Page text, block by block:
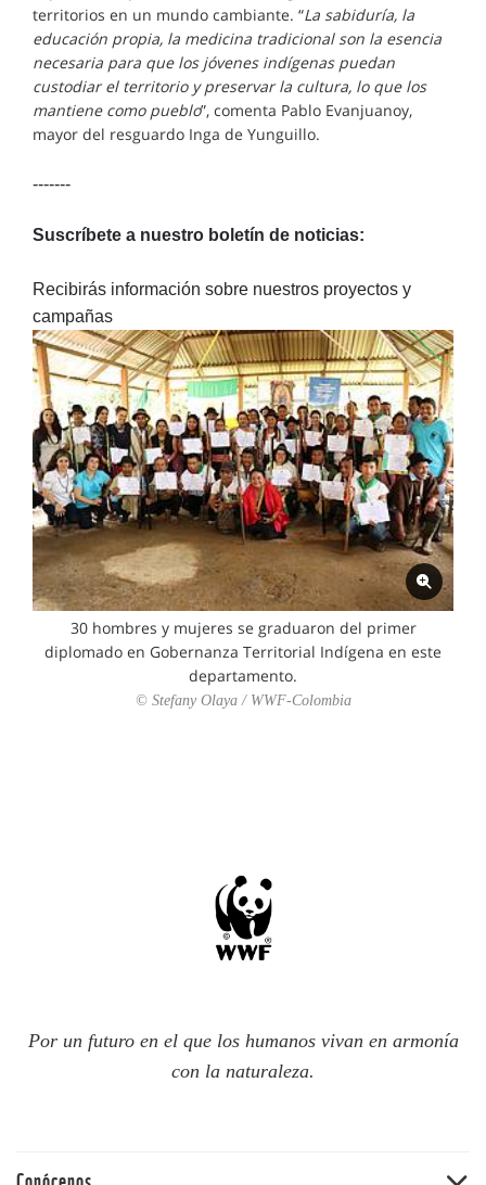
territorios en un mundo cambiante. “La sabiduría, la
educación propia, la medicina tradicional son la esencia
necesaria para que los jóvenes indígenas puedan
custodiar el territorio y preservar la cultura, lo que los
mantiene como pueblo”, comenta Pablo Evanjuanoy,
mayor del resguardo Inga de Yunguillo.
-------
Suscríbete a nuestro boletín de noticias:
Recibirás información sobre nuestros proyectos y
campañas
30 hombres y mujeres se graduaron del primer
diplomado en Gobernanza Territorial Indígena en este
departamento.
© Stefany Olaya / WWF-Colombia
Por un futuro en el que los humanos vivan en armonía
con la naturaleza.